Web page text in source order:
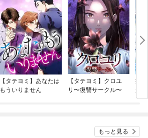
【タテヨミ】あなたは
もういりません
【タテヨミ】クロユ
リ〜復讐サークル〜
病
が
ぎ
もっと見る